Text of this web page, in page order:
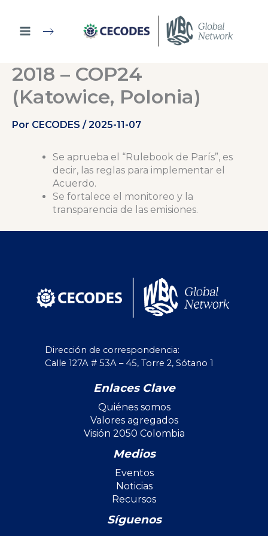
contenido
2018 – COP24
(Katowice, Polonia)
Por CECODES /2025-11-07
Se aprueba el “Rulebook de París”, es
decir, las reglas para implementar el
Acuerdo.
Se fortalece el monitoreo y la
transparencia de las emisiones.
Dirección de correspondencia:
Calle 127A # 53A – 45, Torre 2, Sótano 1
Enlaces Clave
Quiénes somos
Valores agregados
Visión 2050 Colombia
Medios
Eventos
Noticias
Recursos
Síguenos